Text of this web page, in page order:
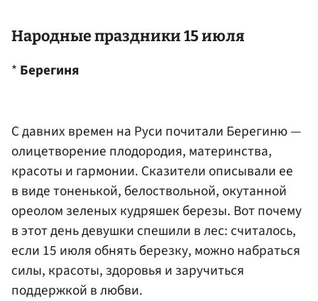
Народные праздники 15 июля
* Берегиня
С давних времен на Руси почитали Берегиню —
олицетворение плодородия, материнства,
красоты и гармонии. Сказители описывали ее
в виде тоненькой, белоствольной, окутанной
ореолом зеленых кудряшек березы. Вот почему
в этот день девушки спешили в лес: считалось,
если 15 июля обнять березку, можно набраться
силы, красоты, здоровья и заручиться
поддержкой в любви.